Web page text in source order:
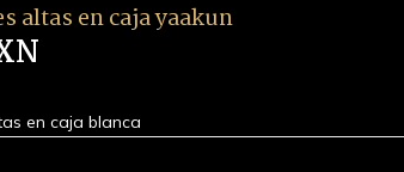
altas en caja yaakun
en caja blanca